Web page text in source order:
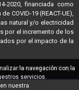
2020, financiada como
COVID-19 (REACT-UE),
natural y/o electricidad
por el incremento de los
por el impacto de la
Powered by Sellforge
la navegación con la
servicios.
nuestra